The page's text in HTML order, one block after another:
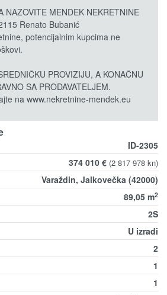
NAZOVITE MENDEK NEKRETNINE
Renato Bubanić
potencijalnim kupcima ne
PROVIZIJU, A KONAČNU
SA PRODAVATELJEM.
na www.nekretnine-mendek.eu
ID-2305
374 010 € (2 817 978 kn)
Varaždin, Jalkovečka (42000)
89,05 m2
2S
U izradi
2
1
1